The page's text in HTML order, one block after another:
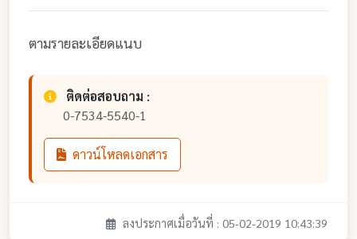
ตามรายละเอียดแนบ
ติดต่อสอบถาม :
0-7534-5540-1
ดาวน์โหลดเอกสาร
ลงประกาศเมื่อวันที่ : 05-02-2019 10:43:39